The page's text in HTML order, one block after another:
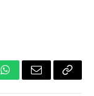
WhatsApp
Email Copy